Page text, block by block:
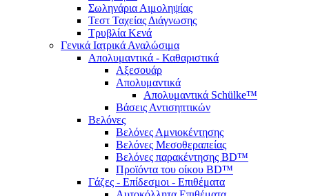
Σωληνάρια Αιμοληψίας
Τεστ Ταχείας Διάγνωσης
Τρυβλία Κενά
Γενικά Ιατρικά Αναλώσιμα
Απολυμαντικά - Καθαριστικά
Αξεσουάρ
Απολυμαντικά
Απολυμαντικά Schülke™
Βάσεις Αντισηπτικών
Βελόνες
Βελόνες Αμνιοκέντησης
Βελόνες Μεσοθεραπείας
Βελόνες παρακέντησης BD™
Προϊόντα του οίκου BD™
Γάζες - Επίδεσμοι - Επιθέματα